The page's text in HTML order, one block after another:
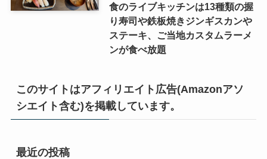
食のライブキッチンは13種類の握
り寿司や鉄板焼きジンギスカンや
ステーキ、ご当地カスタムラーメ
ンが食べ放題
このサイトはアフィリエイト広告(Amazonアソ
シエイト含む)を掲載しています。
最近の投稿